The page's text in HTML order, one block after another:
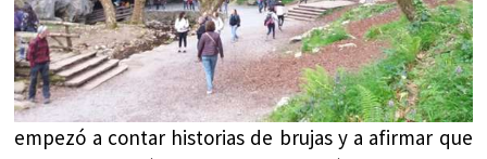
empezó a contar historias de brujas y a afirmar que